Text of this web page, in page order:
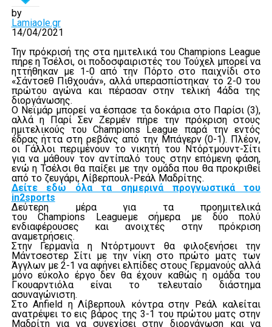
by
Lamiaole.gr
14/04/2021
Την πρόκρισή της στα ημιτελικά του Champions League
πήρε η Τσέλσι, οι ποδοσφαιριστές του Τούχελ μπορεί να
ηττήθηκαν με 1-0 από την Πόρτο στο παιχνίδι στο
«Σάντσεθ Πιθχουάν», αλλά υπερασπίστηκαν το 2-0 του
πρώτου αγώνα και πέρασαν στην τελική 4άδα της
διοργάνωσης.
Ο Νεϊμάρ μπορεί να έσπασε τα δοκάρια στο Παρίσι (3),
αλλά η Παρί Σεν Ζερμέν πήρε την πρόκριση στους
ημιτελικούς του Champions League παρά την εντός
έδρας ήττα στη ρεβάνς από την Μπάγερν (0-1). Πλέον,
οι Γάλλοι περιμένουν το νικητή του Ντόρτμουντ-Σίτι
για να μάθουν τον αντίπαλό τους στην επόμενη φάση,
ενώ η Τσέλσι θα παίξει με την ομάδα που θα προκριθεί
από το ζευγάρι, Λίβερπουλ-Ρεάλ Μαδρίτης.
Δείτε εδώ όλα τα σημερινά προγνωστικά του
in2sports
Δεύτερη μέρα για τα προημιτελικά
τουChampions Leagueμε σήμερα με δύο πολύ
ενδιαφέρουσες και ανοιχτές στην πρόκριση
αναμετρήσεις.
Στην Γερμανία η Ντόρτμουντ θα φιλοξενήσει την
Μάντσεστερ Σίτι με την νίκη στο πρώτο ματς των
Άγγλων με 2-1 να αφήνει ελπίδες στους Γερμανούς αλλά
μόνο εύκολο έργο δεν θα έχουν καθώς η ομάδα του
Γκουαρντιόλα είναι το τελευταίο διάστημα
ασυναγώνιστη.
ΣτοAnfield η Λίβερπουλ κόντρα στην Ρεάλ καλείται
ανατρέψει το εις βάρος της 3-1 του πρώτου ματς στην
Μαδρίτη για να συνεχίσει στην διοργάνωση και να